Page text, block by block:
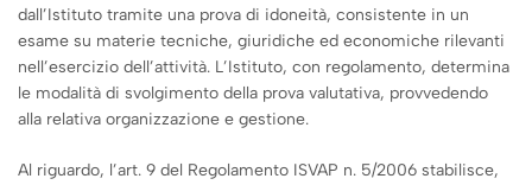
dall’Istituto tramite una prova di idoneità, consistente in un
esame su materie tecniche, giuridiche ed economiche rilevanti
nell’esercizio dell’attività. L’Istituto, con regolamento, determina
le modalità di svolgimento della prova valutativa, provvedendo
alla relativa organizzazione e gestione.
Al riguardo, l’art. 9 del Regolamento ISVAP n. 5/2006 stabilisce,